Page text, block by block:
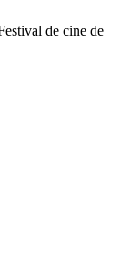
de cine de